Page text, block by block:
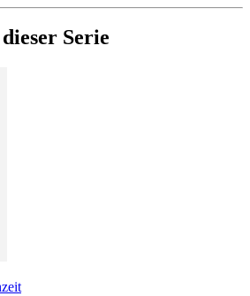
Serie